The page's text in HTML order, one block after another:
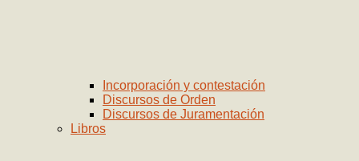
Incorporación y contestación
Discursos de Orden
Discursos de Juramentación
Libros